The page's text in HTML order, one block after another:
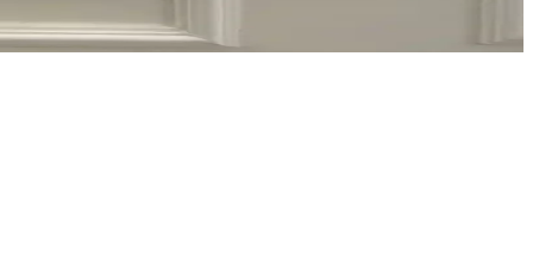
seçmek için detaylı bilgi edinin.